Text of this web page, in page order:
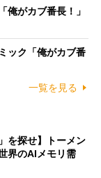
がカブ番長！」
ック「俺がカブ番
一覧を見る
を探せ】トーメン
界のAIメモリ需